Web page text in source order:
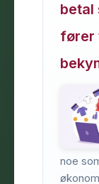
betal
fører
noe